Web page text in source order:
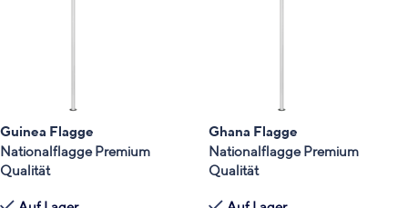
Guinea Flagge
Nationalflagge Premium
Qualität
Ghana Flagge
Nationalflagge Premium
Qualität